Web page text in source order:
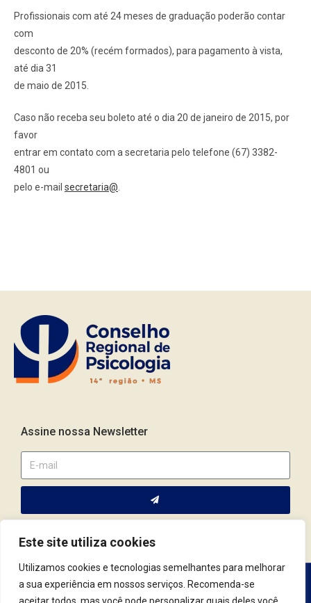
Este site utiliza cookies
Utilizamos cookies e tecnologias semelhantes para melhorar
a sua experiência em nossos serviços. Recomenda-se
Profissionais com até 24 meses de graduação poderão contar
com
desconto de 20% (recém formados), para pagamento à vista,
até dia 31
de maio de 2015.
Caso não receba seu boleto até o dia 20 de janeiro de 2015, por
favor
entrar em contato com a secretaria pelo telefone (67) 3382-
4801 ou
pelo e-mail secretaria@.
Assine nossa Newsletter
Av. Fernando Corrêa da Costa, 2044 | Cep.: 79.004-311 | Campo